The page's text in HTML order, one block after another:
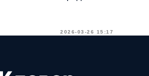
2026-03-26 15:17